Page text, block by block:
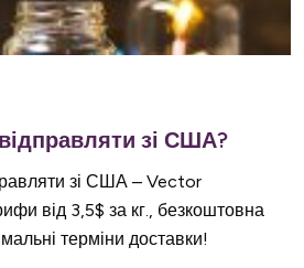
зі США?
зі США – Vector
від 3,5$ за кг., безкоштовна
терміни доставки!